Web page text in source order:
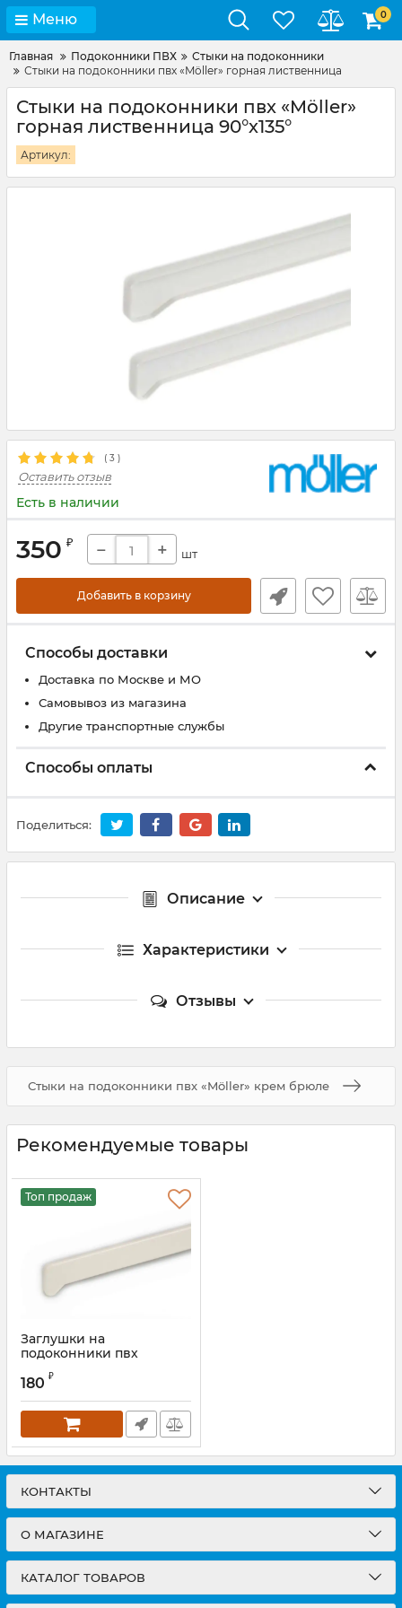
Меню 0
Главная Подоконники ПВХ
Стыки на подоконники
Стыки на подоконники пвх «Möller» горная лиственница
Стыки на подоконники пвх «Möller»
горная лиственница 90°х135°
Артикул:
( 3 )
Оставить отзыв
Есть в наличии
350 ₽ − + шт
Добавить в корзину
Способы доставки
Доставка по Москве и МО
Самовывоз из магазина
Другие транспортные службы
Способы оплаты
Поделиться:
Описание
Характеристики
Отзывы
Стыки на подоконники пвх «Möller» крем брюле
Рекомендуемые товары
Топ продаж
Заглушки на
подоконники пвх
лиственница
180 ₽
КОНТАКТЫ
О МАГАЗИНЕ
КАТАЛОГ ТОВАРОВ